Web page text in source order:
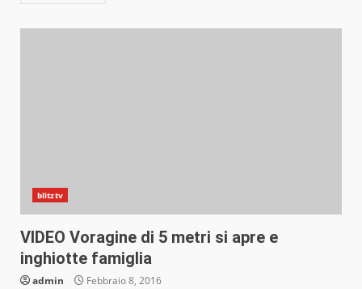
blitztv
VIDEO Voragine di 5 metri si apre e
inghiotte famiglia
admin Febbraio 8, 2016